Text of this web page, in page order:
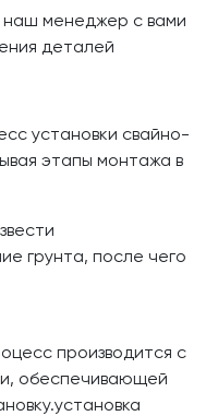
наш менеджер с вами
деталей
установки свайно-
этапы монтажа в
грунта, после чего
производится с
обеспечивающей